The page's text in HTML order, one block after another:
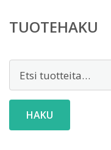
TUOTEHAKU
HAKU